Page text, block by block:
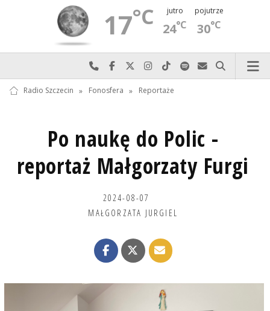
17°C jutro
24°C
pojutrze
30°C
Najlepiej po prostu do nas zadzwoń
Odwiedź nas na Facebook-u
Odwiedź nas na X
Odwiedź nas na Instagram-ie
Odwiedź nas na TikTok-u
Szukaj nas na Spotify
Wyślij do nas
Szukaj
Radio Szczecin » Fonosfera » Reportaże
Po naukę do Polic -
reportaż Małgorzaty Furgi
2024-08-07
MAŁGORZATA JURGIEL